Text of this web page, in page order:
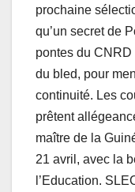
prochaine
qu’un secret de
pontes du
du bled, pour
continuité. Les
prêtent
maître de la
21 avril, avec la
l’Education.